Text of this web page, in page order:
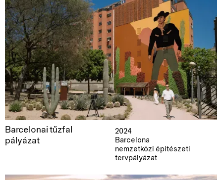
Barcelonai tűzfal
pályázat
2024
Barcelona
nemzetközi építészeti
tervpályázat